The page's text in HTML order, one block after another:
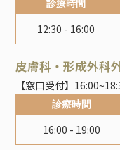
診療時間
12:30 - 16:00
皮膚科・形成外科
【窓口受付】
診療時間
16:00 - 19:00